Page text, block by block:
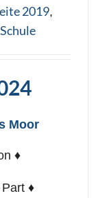
2019,
Moor
♦
♦